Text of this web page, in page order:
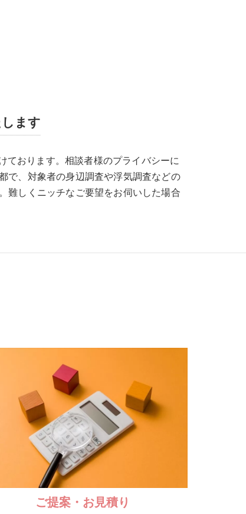
ます
ております。相談者様のプライバシーに
で、対象者の身辺調査や浮気調査などの
難しくニッチなご要望をお伺いした場合
ご提案・お見積り